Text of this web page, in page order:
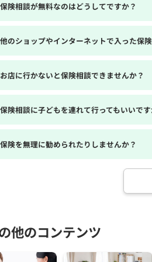
保険相談が無料なのはどうしてですか？
他のショップやインターネットで入った保
お店に行かないと保険相談できませんか？
保険相談に子どもを連れて行ってもいいです
保険を無理に勧められたりしませんか？
他のコンテンツ